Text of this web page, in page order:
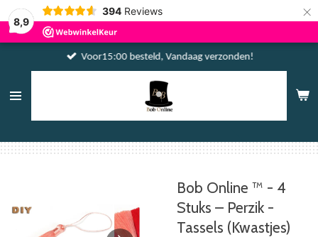
8,9
394 Reviews ×
Voor15:00 besteld, Vandaag verzonden!
Bob Online ™ - 4
Stuks – Perzik -
Tassels (Kwastjes)